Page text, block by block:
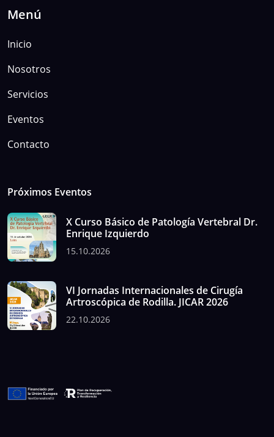
Menú
Inicio
Nosotros
Servicios
Eventos
Contacto
Próximos Eventos
X Curso Básico de Patología Vertebral Dr.
Enrique Izquierdo
15.10.2026
VI Jornadas Internacionales de Cirugía
Artroscópica de Rodilla. JICAR 2026
22.10.2026